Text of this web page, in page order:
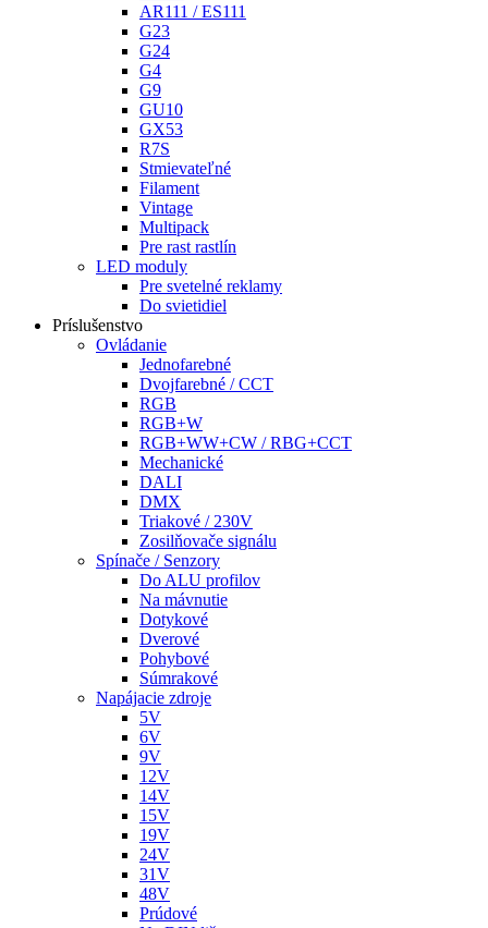
AR111 / ES111
G23
G24
G4
G9
GU10
GX53
R7S
Stmievateľné
Filament
Vintage
Multipack
Pre rast rastlín
LED moduly
Pre svetelné reklamy
Do svietidiel
Príslušenstvo
Ovládanie
Jednofarebné
Dvojfarebné / CCT
RGB
RGB+W
RGB+WW+CW / RBG+CCT
Mechanické
DALI
DMX
Triakové / 230V
Zosilňovače signálu
Spínače / Senzory
Do ALU profilov
Na mávnutie
Dotykové
Dverové
Pohybové
Súmrakové
Napájacie zdroje
5V
6V
9V
12V
14V
15V
19V
24V
31V
48V
Prúdové